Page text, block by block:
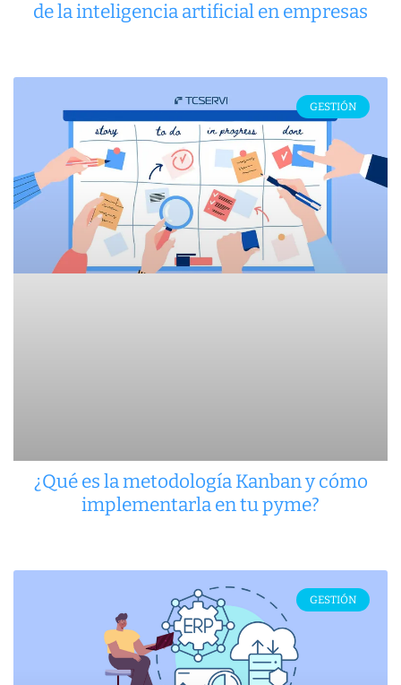
de la inteligencia artificial en empresas
GESTIÓN
¿Qué es la metodología Kanban y cómo
implementarla en tu pyme?
GESTIÓN